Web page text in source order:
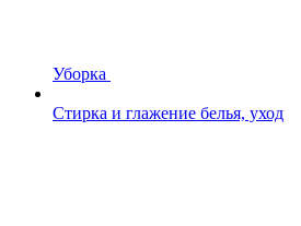
Уборка
Стирка и глажение белья, уход